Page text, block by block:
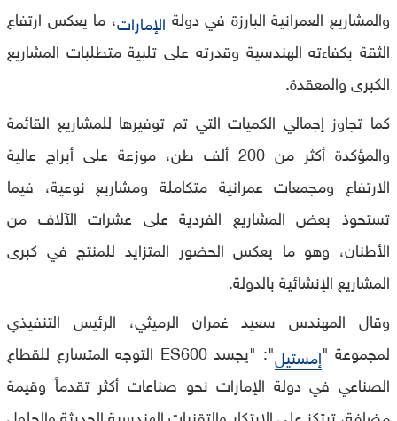
والمشاريع العمرانية البارزة في دولة الإمارات، ما يعكس ارتفاع
الثقة بكفاءته الهندسية وقدرته على تلبية متطلبات المشاريع
الكبرى والمعقدة.
كما تجاوز إجمالي الكميات التي تم توفيرها للمشاريع القائمة
والمؤكدة أكثر من 200 ألف طن، موزعة على أبراج عالية
الارتفاع ومجمعات عمرانية متكاملة ومشاريع نوعية، فيما
تستحوذ بعض المشاريع الفردية على عشرات الآلاف من
الأطنان، وهو ما يعكس الحضور المتزايد للمنتج في كبرى
المشاريع الإنشائية بالدولة.
وقال المهندس سعيد غمران الرميثي، الرئيس التنفيذي
لمجموعة "إمستيل
": "يجسد ES600 التوجه المتسارع للقطاع
الصناعي في دولة الإمارات نحو صناعات أكثر تقدماً وقيمة
مضافة، ترتكز على الابتكار والتقنيات الهندسية الحديثة والحلول